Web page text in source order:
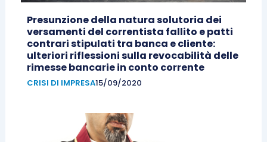
Presunzione della natura solutoria dei
versamenti del correntista fallito e patti
contrari stipulati tra banca e cliente:
ulteriori riflessioni sulla revocabilità delle
rimesse bancarie in conto corrente
CRISI DI IMPRESA15/09/2020